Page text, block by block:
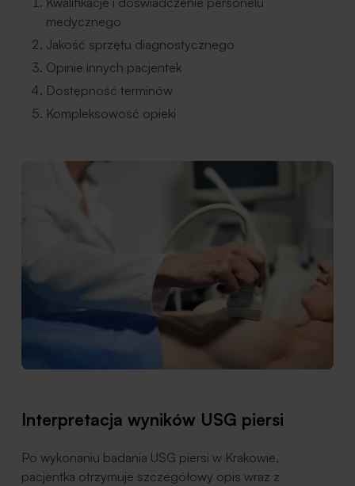
medycznego
Jakość sprzętu diagnostycznego
Opinie innych pacjentek
Dostępność terminów
Kompleksowość opieki
Interpretacja wyników USG piersi
Po wykonaniu badania USG piersi w Krakowie,
pacjentka otrzymuje szczegółowy opis wraz z